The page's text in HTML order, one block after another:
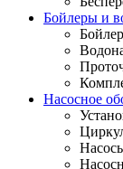
Бойлеры и
Насосное